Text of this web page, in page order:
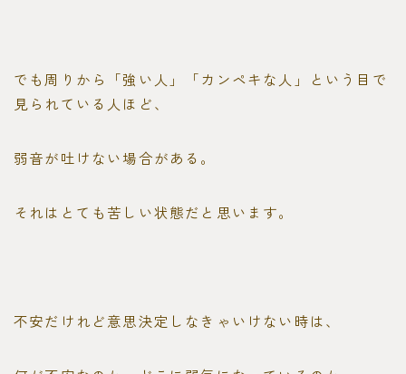
でも周りから「強い人」「カンペキな人」という目で
見られている人ほど、
弱音が吐けない場合がある。
それはとても苦しい状態だと思います。
不安だけれど意思決定しなきゃいけない時は、